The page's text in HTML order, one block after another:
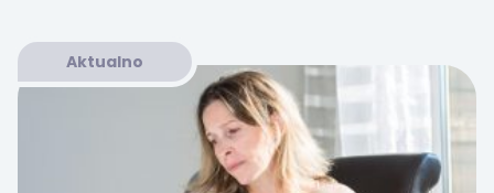
Aktualno